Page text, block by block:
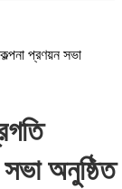
প্রণয়ন সভা
অনুষ্ঠিত